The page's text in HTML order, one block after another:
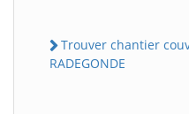
Trouver chantier
RADEGONDE